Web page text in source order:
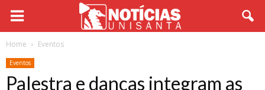
Home Eventos
Eventos
Palestra e danças integram as